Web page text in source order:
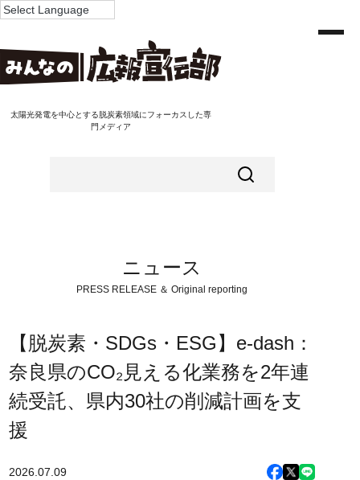
太陽光発電を中心とする脱炭素領域にフォーカスした専
門メディア
ニュース
PRESS RELEASE ＆ Original reporting
【脱炭素・SDGs・ESG】e-dash：
奈良県のCO₂見える化業務を2年連
続受託、県内30社の削減計画を支
援
2026.07.09